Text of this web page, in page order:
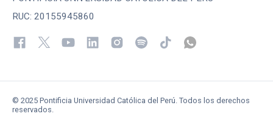
RUC: 20155945860
© 2025 Pontificia Universidad Católica del Perú. Todos los derechos
reservados.